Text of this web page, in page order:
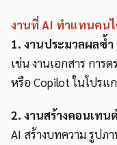
งานที่ AI ทำแทนคน
1. งานประมวลผลซ้ำ
เช่น งานเอกสาร กา
หรือ Copilot ในโปรแ
2. งานสร้างคอนเทน
AI สร้างบทความ รูปภ